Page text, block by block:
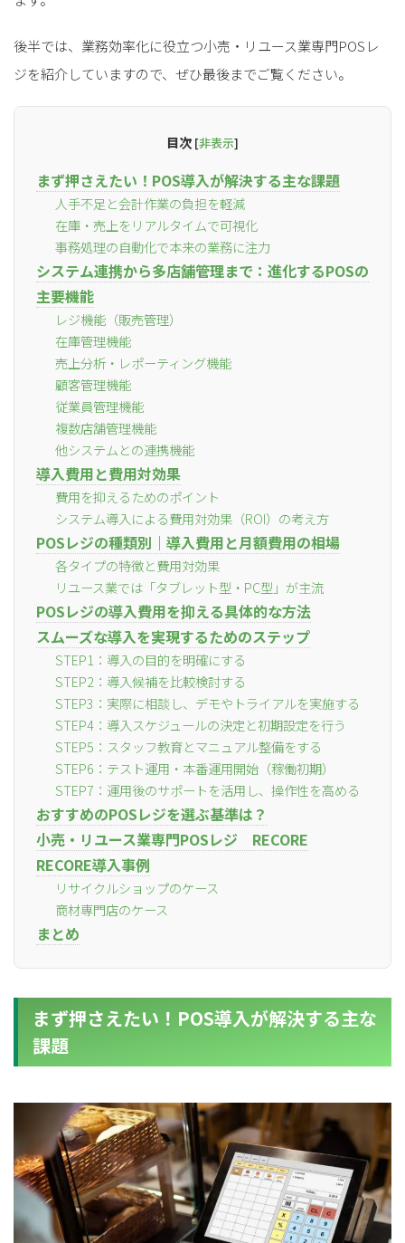
後半では、業務効率化に役立つ小売・リユース業専門POSレ
ジを紹介していますので、ぜひ最後までご覧ください。
目次 [非表示]
まず押さえたい！POS導入が解決する主な課題
人手不足と会計作業の負担を軽減
在庫・売上をリアルタイムで可視化
事務処理の自動化で本来の業務に注力
システム連携から多店舗管理まで：進化するPOSの
主要機能
レジ機能（販売管理）
在庫管理機能
売上分析・レポーティング機能
顧客管理機能
従業員管理機能
複数店舗管理機能
他システムとの連携機能
導入費用と費用対効果
費用を抑えるためのポイント
システム導入による費用対効果（ROI）の考え方
POSレジの種類別｜導入費用と月額費用の相場
各タイプの特徴と費用対効果
リユース業では「タブレット型・PC型」が主流
POSレジの導入費用を抑える具体的な方法
スムーズな導入を実現するためのステップ
STEP1：導入の目的を明確にする
STEP2：導入候補を比較検討する
STEP3：実際に相談し、デモやトライアルを実施する
STEP4：導入スケジュールの決定と初期設定を行う
STEP5：スタッフ教育とマニュアル整備をする
STEP6：テスト運用・本番運用開始（稼働初期）
STEP7：運用後のサポートを活用し、操作性を高める
おすすめのPOSレジを選ぶ基準は？
小売・リユース業専門POSレジ RECORE
RECORE導入事例
リサイクルショップのケース
商材専門店のケース
まとめ
まず押さえたい！POS導入が解決する主な
課題